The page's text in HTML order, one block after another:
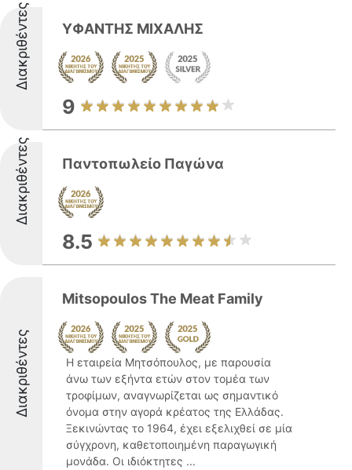
Διακριθέντες ΥΦΑΝΤΗΣ ΜΙΧΑΛΗΣ
9
Διακριθέντες Παντοπωλείο Παγώνα
8.5
Διακριθέντες
Mitsopoulos The Meat Family
Η εταιρεία Μητσόπουλος, με παρουσία
άνω των εξήντα ετών στον τομέα των
τροφίμων, αναγνωρίζεται ως σημαντικό
όνομα στην αγορά κρέατος της Ελλάδας.
Ξεκινώντας το 1964, έχει εξελιχθεί σε μία
σύγχρονη, καθετοποιημένη παραγωγική
μονάδα. Οι ιδιόκτητες ...